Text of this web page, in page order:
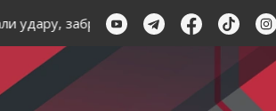
удару, забравши життя трьох людей,